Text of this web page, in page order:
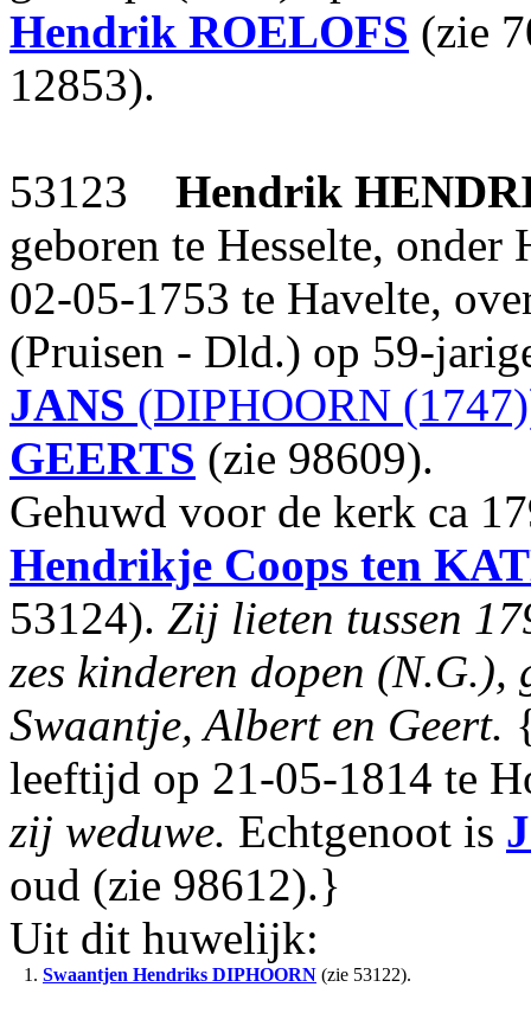
Hendrik ROELOFS (zie
12853).
53123 Hendrik
geboren te Hesselte,
02-05-1753 te Havelte,
(Pruisen - Dld.) op 59-
JANS (DIPHOORN
GEERTS (zie 98609).
Gehuwd voor de kerk ca
Hendrikje Coops ten
53124). Zij lieten tussen
zes kinderen dopen
Swaantje, Albert en Geert.
leeftijd op 21-05-1814 te
zij weduwe. Echtgenoot is
oud (zie 98612).}
Uit dit huwelijk:
1. Swaantjen Hendriks DIPHOORN (zie 53122).